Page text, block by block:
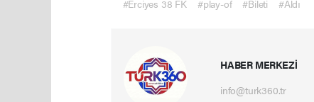
#Erciyes 38 FK #play-of #Bileti #Aldı
HABER MERKEZİ
info@turk360.tr